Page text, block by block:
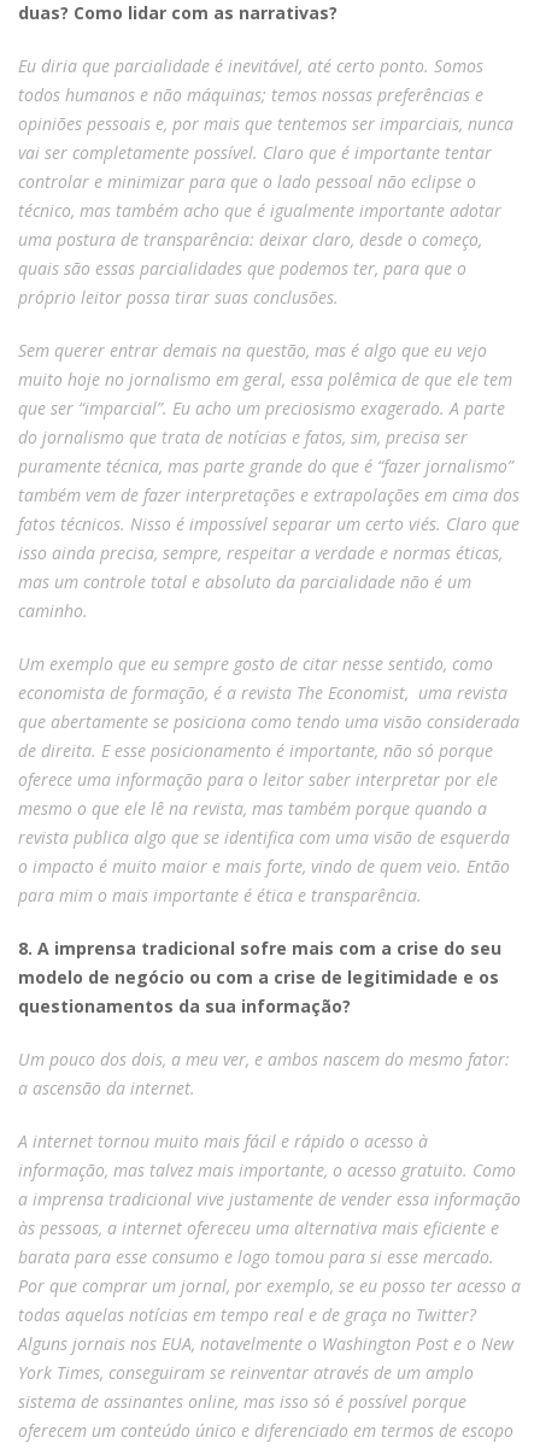
duas? Como lidar com as narrativas?
Eu diria que parcialidade é inevitável, até certo ponto. Somos
todos humanos e não máquinas; temos nossas preferências e
opiniões pessoais e, por mais que tentemos ser imparciais, nunca
vai ser completamente possível. Claro que é importante tentar
controlar e minimizar para que o lado pessoal não eclipse o
técnico, mas também acho que é igualmente importante adotar
uma postura de transparência: deixar claro, desde o começo,
quais são essas parcialidades que podemos ter, para que o
próprio leitor possa tirar suas conclusões.
Sem querer entrar demais na questão, mas é algo que eu vejo
muito hoje no jornalismo em geral, essa polêmica de que ele tem
que ser “imparcial”. Eu acho um preciosismo exagerado. A parte
do jornalismo que trata de notícias e fatos, sim, precisa ser
puramente técnica, mas parte grande do que é “fazer jornalismo”
também vem de fazer interpretações e extrapolações em cima dos
fatos técnicos. Nisso é impossível separar um certo viés. Claro que
isso ainda precisa, sempre, respeitar a verdade e normas éticas,
mas um controle total e absoluto da parcialidade não é um
caminho.
Um exemplo que eu sempre gosto de citar nesse sentido, como
economista de formação, é a revista The Economist, uma revista
que abertamente se posiciona como tendo uma visão considerada
de direita. E esse posicionamento é importante, não só porque
oferece uma informação para o leitor saber interpretar por ele
mesmo o que ele lê na revista, mas também porque quando a
revista publica algo que se identifica com uma visão de esquerda
o impacto é muito maior e mais forte, vindo de quem veio. Então
para mim o mais importante é ética e transparência.
8. A imprensa tradicional sofre mais com a crise do seu
modelo de negócio ou com a crise de legitimidade e os
questionamentos da sua informação?
Um pouco dos dois, a meu ver, e ambos nascem do mesmo fator:
a ascensão da internet.
A internet tornou muito mais fácil e rápido o acesso à
informação, mas talvez mais importante, o acesso gratuito. Como
a imprensa tradicional vive justamente de vender essa informação
às pessoas, a internet ofereceu uma alternativa mais eficiente e
barata para esse consumo e logo tomou para si esse mercado.
Por que comprar um jornal, por exemplo, se eu posso ter acesso a
todas aquelas notícias em tempo real e de graça no Twitter?
Alguns jornais nos EUA, notavelmente o Washington Post e o New
York Times, conseguiram se reinventar através de um amplo
sistema de assinantes online, mas isso só é possível porque
oferecem um conteúdo único e diferenciado em termos de escopo